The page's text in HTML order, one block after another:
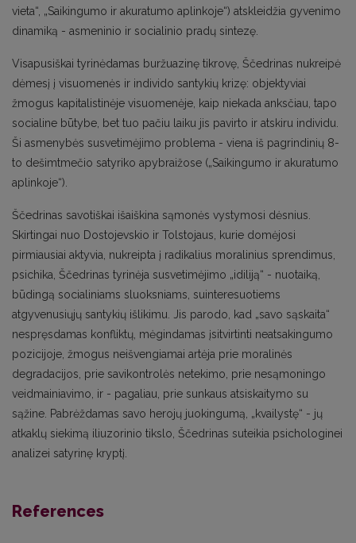
vieta“, „Saikingumo ir akuratumo aplinkoje“) atskleidžia gyvenimo
dinamiką - asmeninio ir socialinio pradų sintezę.
Visapusiškai tyrinėdamas buržuazinę tikrovę, Ščedrinas nukreipė
dėmesį į visuomenės ir individo santykių krizę: objektyviai
žmogus kapitalistinėje visuomenėje, kaip niekada anksčiau, tapo
socialine būtybe, bet tuo pačiu laiku jis pavirto ir atskiru individu.
Ši asmenybės susvetimėjimo problema - viena iš pagrindinių 8-
to dešimtmečio satyriko apybraižose („Saikingumo ir akuratumo
aplinkoje“).
Ščedrinas savotiškai išaiškina sąmonės vystymosi dėsnius.
Skirtingai nuo Dostojevskio ir Tolstojaus, kurie domėjosi
pirmiausiai aktyvia, nukreipta į radikalius moralinius sprendimus,
psichika, Ščedrinas tyrinėja susvetimėjimo „idiliją“ - nuotaiką,
būdingą socialiniams sluoksniams, suinteresuotiems
atgyvenusiųjų santykių išlikimu. Jis parodo, kad „savo sąskaita“
nespręsdamas konfliktų, mėgindamas įsitvirtinti neatsakingumo
pozicijoje, žmogus neišvengiamai artėja prie moralinės
degradacijos, prie savikontrolės netekimo, prie nesąmoningo
veidmainiavimo, ir - pagaliau, prie sunkaus atsiskaitymo su
sąžine. Pabrėždamas savo herojų juokingumą, „kvailystę“ - jų
atkaklų siekimą iliuzorinio tikslo, Ščedrinas suteikia psichologinei
analizei satyrinę kryptį.
References